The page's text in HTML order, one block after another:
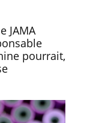
JAMA
pourrait,